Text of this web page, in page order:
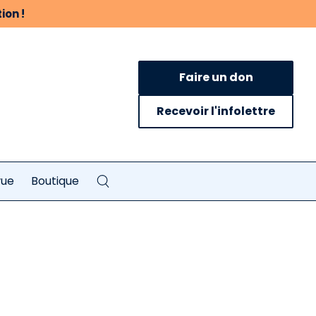
!
Faire un don
Recevoir l'infolettre
Boutique